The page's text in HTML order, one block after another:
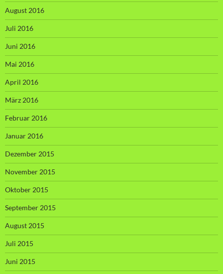
August 2016
Juli 2016
Juni 2016
Mai 2016
April 2016
März 2016
Februar 2016
Januar 2016
Dezember 2015
November 2015
Oktober 2015
September 2015
August 2015
Juli 2015
Juni 2015